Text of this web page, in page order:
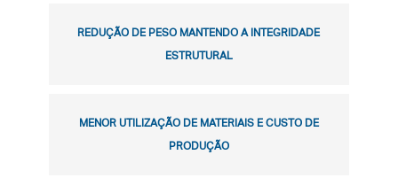
REDUÇÃO DE PESO MANTENDO A INTEGRIDADE
ESTRUTURAL
MENOR UTILIZAÇÃO DE MATERIAIS E CUSTO DE
PRODUÇÃO